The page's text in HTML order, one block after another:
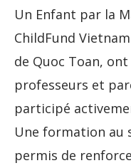
Un Enfant par la
ChildFund
de Quoc Toan,
professeurs et
participé
Une formation au
permis de